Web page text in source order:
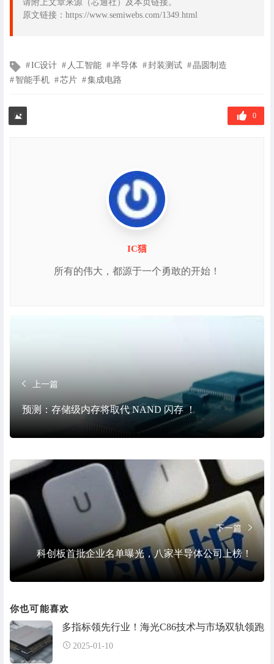
请附上文章来源（芯通社）及本页链接。
原文链接：https://www.semiwebs.com/1349.html
文
章
标
IC设计 人工智能 半导体 封装测试
晶圆制造
智能手机
芯片 集成电路
0
IC猫
所有的伟大，都源于一个勇敢的开始！
上一篇
预测：存储级内存将取代 NAND 闪存 ！
下一篇
科创板首批企业名单曝光，八家半导体公司上榜！
你也可能喜欢
多指标领先行业！海光C86技术与市场双轨领跑
2025-01-10